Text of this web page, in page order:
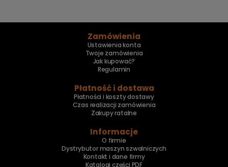
Zamówienia
Ustawienia konta
Twoje zamówienia
Jak kupować?
Regulamin
Płatność i dostawa
Płatności i koszty dostawy
Czas realizacji zamówienia
Zakupy ratalne
Informacje
O firmie
Dystrybutor maszyn szwalniczych
Kontakt i dane firmy
Katalogi części PDF